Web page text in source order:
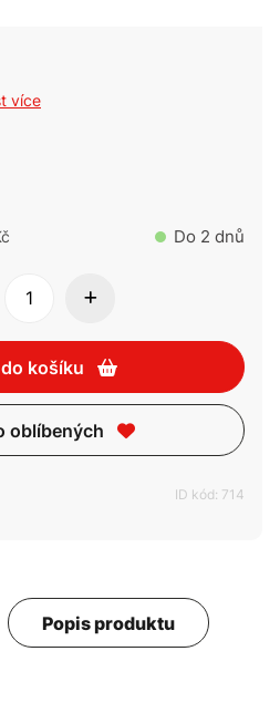
více
Do 2 dnů
košíku
oblíbených
ID kód: 714
Popis produktu